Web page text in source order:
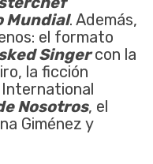
Mundial. Además,
el formato
Singercon la
la ficción
Nosotros, el
Giménez y